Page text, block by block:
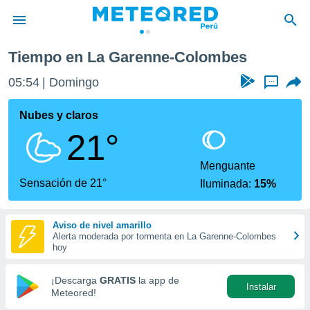
de
ha sido
calidad.
a este
las
y
forma
digital
basada
Tiempo en La Garenne-Colombes
05:54 Domingo ...
Nubes y claros
21°
Sensación de 21°
Menguante
Iluminada: 15%
Aviso de nivel amarillo
Alerta moderada por tormenta en La Garenne-Colombes
hoy
¡Descarga GRATIS la app de
Meteored!
Instalar